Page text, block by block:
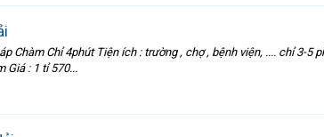
Chàm Chỉ 4phút Tiện ích : trường , chợ , bệnh viện, .... chỉ 3-
Giá : 1 tỉ 570...